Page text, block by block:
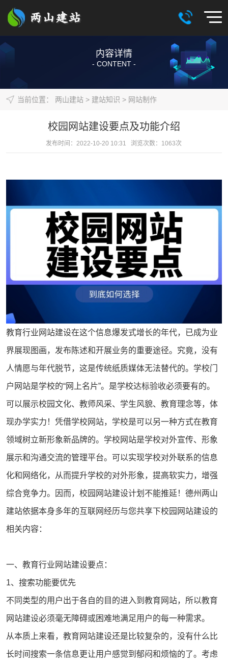
内容详情
- CONTENT -
当前位置： 两山建站> 建站知识 > 网站制作
校园网站建设要点及功能介绍
发布时间：2022-10-20 10:31 浏览次数： 1063次
教育行业 网站建设在这个信息爆发式增长的年代，已成为业
界展现图画，发布陈述和开展业务的重要途径。究竟，没有
人情愿与年代脱节，这是传统纸质媒体无法替代的。学校门
户 网站是学校的“网上名片”。是学校达标验收必须要有的。
可以展示校园文化、教师风采、学生风貌、教育理念等，体
现办学实力！凭借学校网站，学校是可以另一种方式在教育
领域树立新形象新品牌的。学校网站是学校对外宣传、形象
展示和沟通交流的管理平台。可以实现学校对外联系的信息
化和网络化，从而提升学校的对外形象，提高软实力，增强
综合竞争力。因而， 校园网站建设计划不能推延！德州 两山
建站依据本身多年的互联网经历与您共享下校园网站建设的
相关内容：
一、教育行业网站建设要点：
1、搜索功能要优先
不同类型的用户出于各自的目的进入到教育网站，所以教育
网站建设必须毫无障碍或困难地满足用户的每一种需求。
从本质上来看，教育网站建设还是比较复杂的，没有什么比
长时间搜索一条信息更让用户感觉到郁闷和烦恼的了。考虑